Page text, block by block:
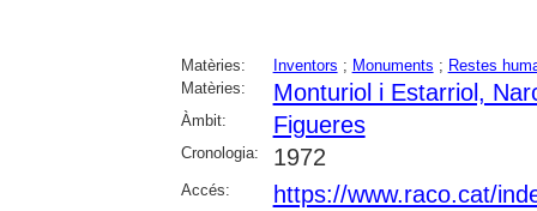
Matèries: Inventors ; Monuments ; Restes
Matèries:
Monturiol i Estarriol,
Àmbit: Figueres
Cronologia: 1972
Accés: https://www.raco.cat/